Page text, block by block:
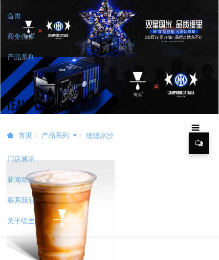
首页
商务合作
产品系列
门店展示
新闻动态
联系我们
关于缇里
首页 产品系列 缇缇冰沙